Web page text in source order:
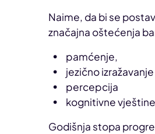
Naime, da bi se
značajna oštećenja
pamćenje,
jezično
percepcija
kognitivne
Godišnja stopa